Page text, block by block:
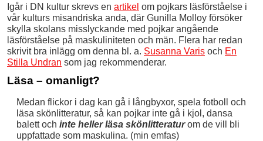
Igår i DN kultur skrevs en artikel om pojkars läsförståelse i
vår kulturs misandriska anda, där Gunilla Molloy försöker
skylla skolans misslyckande med pojkar angående
läsförståelse på maskuliniteten och män. Flera har redan
skrivit bra inlägg om denna bl. a. Susanna Varis och En
Stilla Undran som jag rekommenderar.
Läsa – omanligt?
Medan flickor i dag kan gå i långbyxor, spela fotboll och
läsa skönlitteratur, så kan pojkar inte gå i kjol, dansa
balett och inte heller läsa skönlitteraturom de vill bli
uppfattade som maskulina. (min emfas)